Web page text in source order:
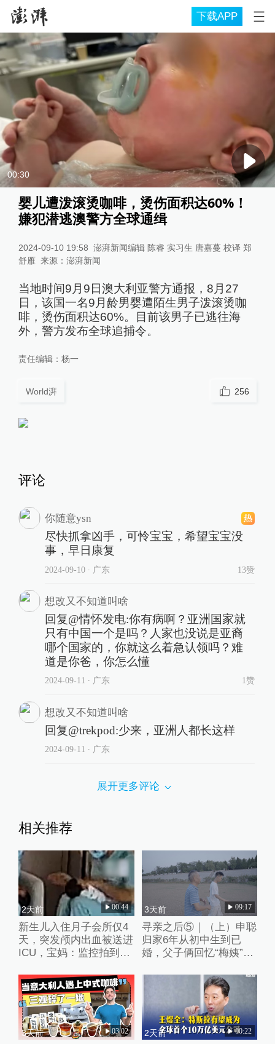
下载APP
00:30
婴儿遭泼滚烫咖啡，烫伤面积达60%！
嫌犯潜逃澳警方全球通缉
2024-09-10 19:58 澎湃新闻编辑 陈睿 实习生 唐嘉蔓 校译 郑
舒雁 来源： 澎湃新闻
当地时间9月9日澳大利亚警方通报，8月27
日，该国一名9月龄男婴遭陌生男子泼滚烫咖
啡，烫伤面积达60%。目前该男子已逃往海
外，警方发布全球追捕令。
责任编辑： 杨一
World湃 256
评论
你随意ysn
尽快抓拿凶手，可怜宝宝，希望宝宝没
事，早日康复
2024-09-10∙ 广东 13赞
想改又不知道叫啥
回复@情怀发电:你有病啊？亚洲国家就
只有中国一个是吗？人家也没说是亚裔
哪个国家的，你就这么着急认领吗？难
道是你爸，你怎么懂
2024-09-11 ∙ 广东 1赞
想改又不知道叫啥
回复@trekpod:少来，亚洲人都长这样
2024-09-11 ∙ 广东
展开更多评论
相关推荐
2天前 00:44
新生儿入住月子会所仅4
天，突发颅内出血被送进
ICU，宝妈：监控拍到护
3天前 09:17
寻亲之后⑤｜（上）申聪
归家6年从初中生到已
婚，父子俩回忆“梅姨”从
3天前 03:02 2天前 00:22